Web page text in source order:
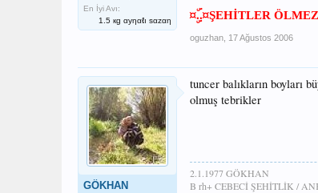
En İyi Avı:
1.5 кg αуηαℓı ѕαzαη
¤ۣۜ..¤ŞEHİTLER
oguzhan 17 Ağustos 2006
GÖKHAN
tuncer balıkların boyları
olmuş tebrikler
2.1.1977 GÖKHAN
B rh+ CEBECİ ŞEHİTLİK /